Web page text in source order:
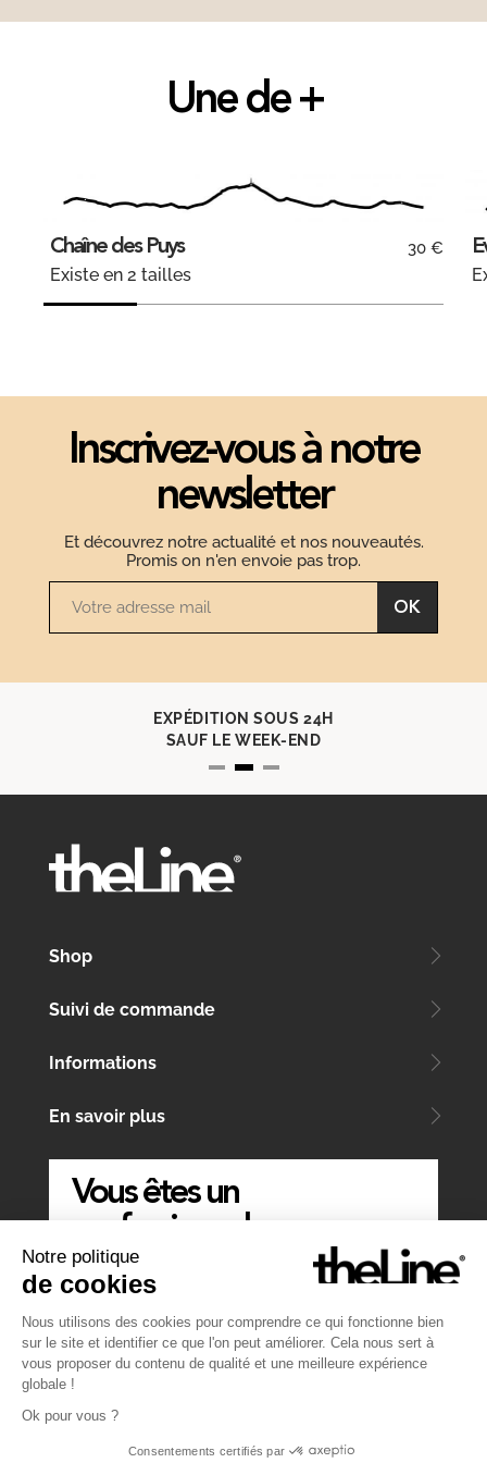
Une de +
Chaîne des Puys 30 €
Existe en 2 tailles
Inscrivez-vous à notre
newsletter
Et découvrez notre actualité et nos nouveautés.
Promis on n'en envoie pas trop.
OK
EXPÉDITION SOUS 24H
SAUF LE WEEK-END
Shop
Suivi de commande
Informations
En savoir plus
Vous êtes un
professionnel
ÉCRIVEZ-NOUS
Notre politique
de cookies
Nous utilisons des cookies pour comprendre ce qui fonctionne bien
sur le site et identifier ce que l'on peut améliorer. Cela nous sert à
vous proposer du contenu de qualité et une meilleure expérience
globale !
Ok pour vous ?
Consentements certifiés par